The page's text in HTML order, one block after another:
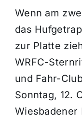
Wenn am
das
zur Platte
WRFC-
und Fahr-
Sonntag, 12.
Wiesbadener